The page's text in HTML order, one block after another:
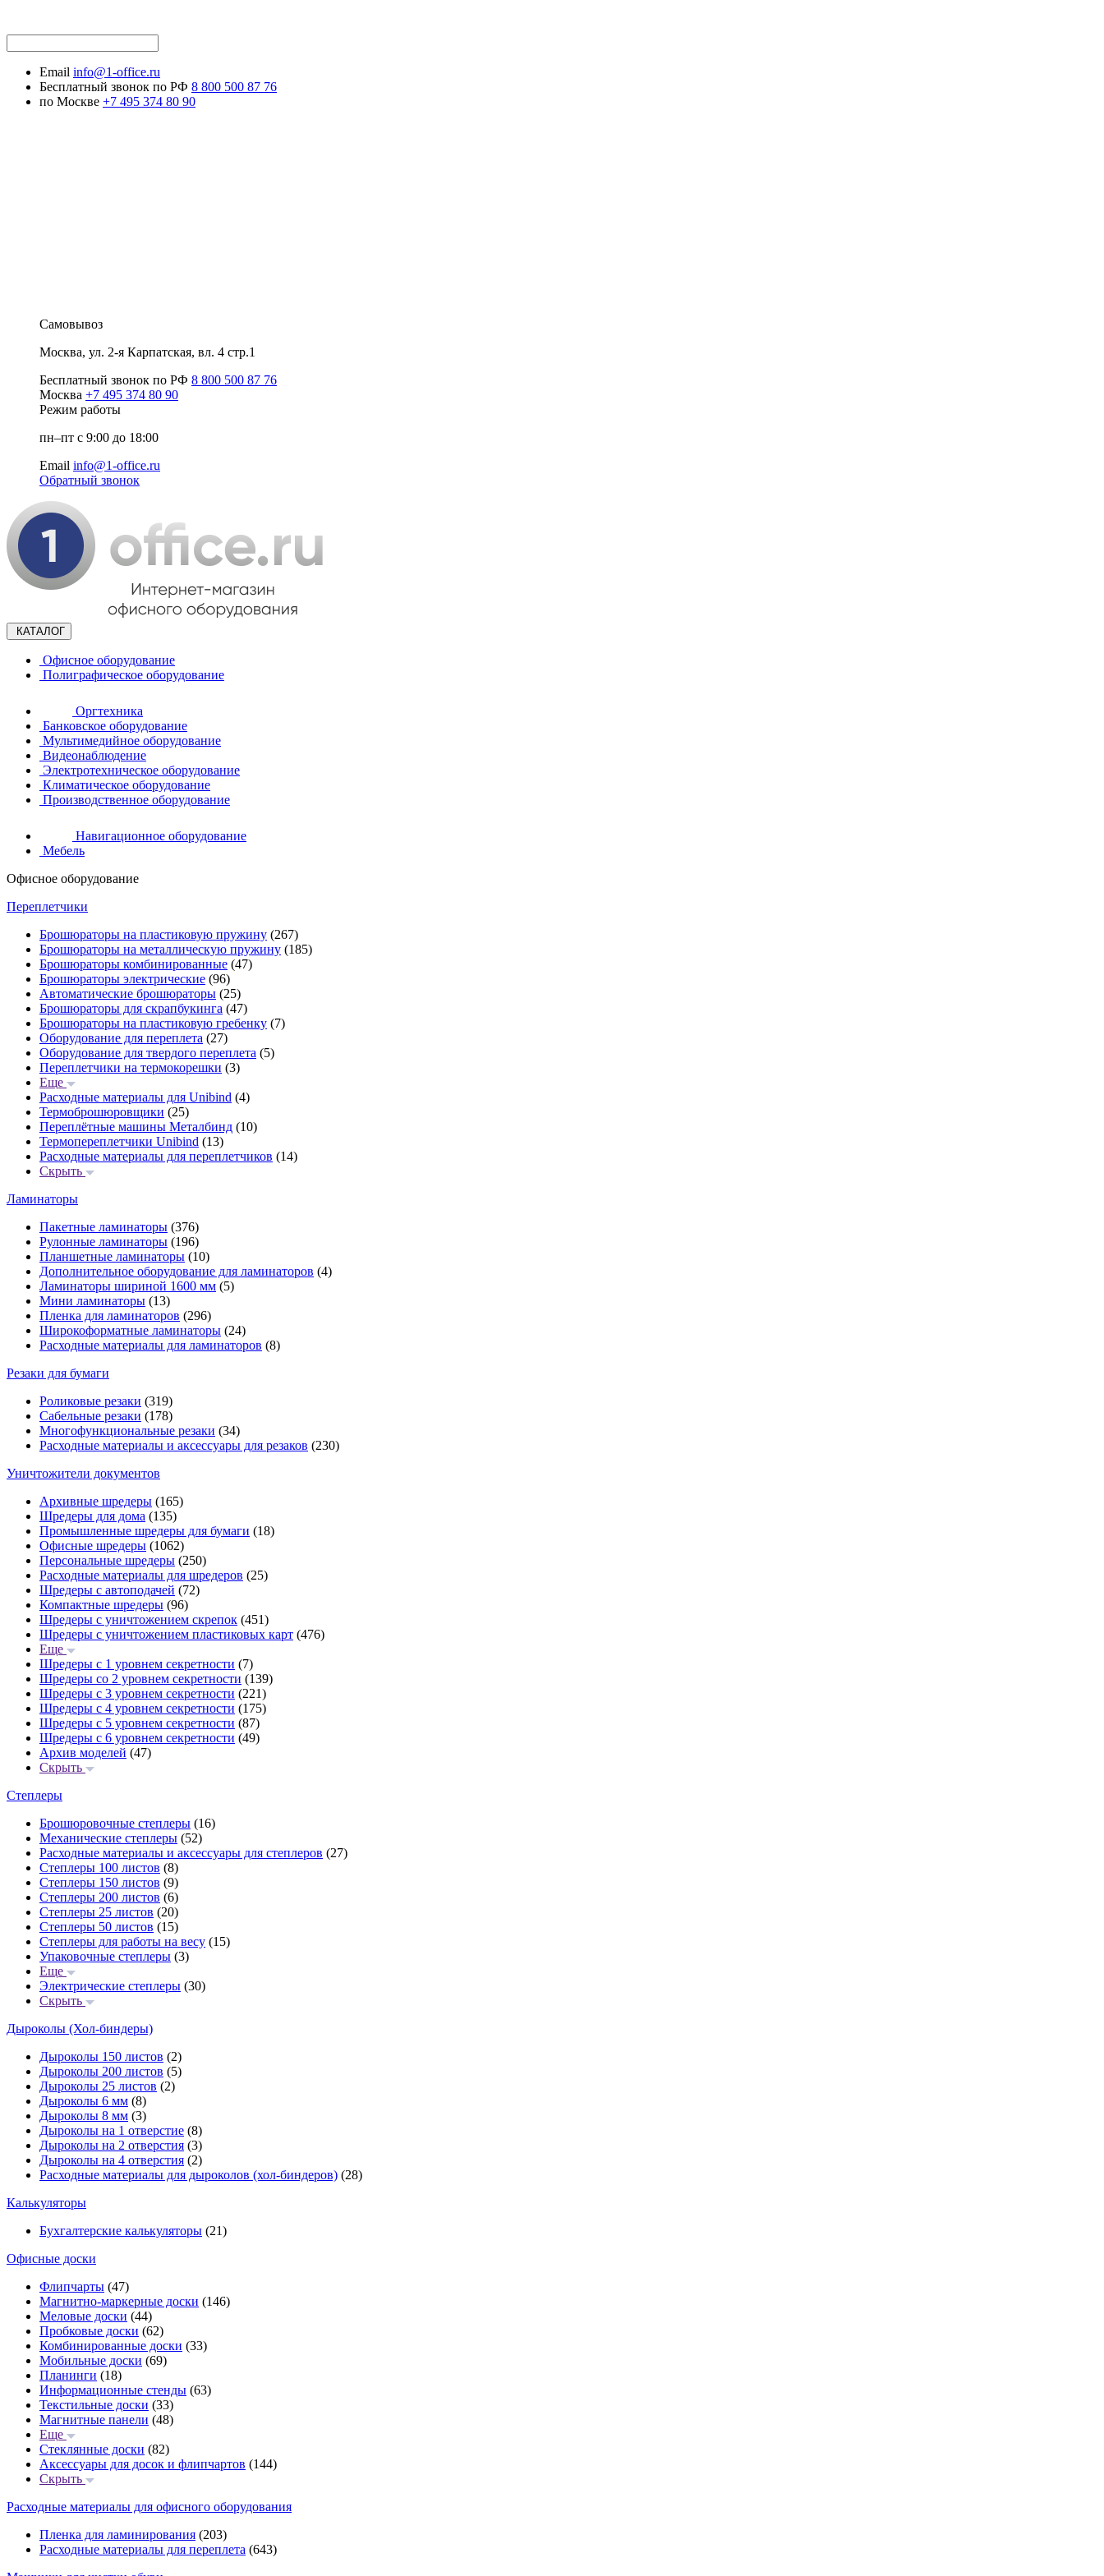
Email info@1-office.ru
Бесплатный звонок по РФ 8 800 500 87 76
по Москве +7 495 374 80 90
Самовывоз
Москва, ул. 2-я Карпатская, вл. 4 стр.1
Бесплатный звонок по РФ 8 800 500 87 76
Москва +7 495 374 80 90
Режим работы
пн–пт с 9:00 до 18:00
Email info@1-office.ru
Обратный звонок
КАТАЛОГ
Офисное оборудование
Полиграфическое оборудование
Оргтехника
Банковское оборудование
Мультимедийное оборудование
Видеонаблюдение
Электротехническое оборудование
Климатическое оборудование
Производственное оборудование
Навигационное оборудование
Мебель
Офисное оборудование
Переплетчики
Брошюраторы на пластиковую пружину (267)
Брошюраторы на металлическую пружину (185)
Брошюраторы комбинированные (47)
Брошюраторы электрические (96)
Автоматические брошюраторы (25)
Брошюраторы для скрапбукинга (47)
Брошюраторы на пластиковую гребенку (7)
Оборудование для переплета (27)
Оборудование для твердого переплета (5)
Переплетчики на термокорешки (3)
Еще
Расходные материалы для Unibind (4)
Термоброшюровщики (25)
Переплётные машины Металбинд (10)
Термопереплетчики Unibind (13)
Расходные материалы для переплетчиков (14)
Скрыть
Ламинаторы
Пакетные ламинаторы (376)
Рулонные ламинаторы (196)
Планшетные ламинаторы (10)
Дополнительное оборудование для ламинаторов (4)
Ламинаторы шириной 1600 мм (5)
Мини ламинаторы (13)
Пленка для ламинаторов (296)
Широкоформатные ламинаторы (24)
Расходные материалы для ламинаторов (8)
Резаки для бумаги
Роликовые резаки (319)
Сабельные резаки (178)
Многофункциональные резаки (34)
Расходные материалы и аксессуары для резаков (230)
Уничтожители документов
Архивные шредеры (165)
Шредеры для дома (135)
Промышленные шредеры для бумаги (18)
Офисные шредеры (1062)
Персональные шредеры (250)
Расходные материалы для шредеров (25)
Шредеры с автоподачей (72)
Компактные шредеры (96)
Шредеры с уничтожением скрепок (451)
Шредеры с уничтожением пластиковых карт (476)
Еще
Шредеры с 1 уровнем секретности (7)
Шредеры со 2 уровнем секретности (139)
Шредеры с 3 уровнем секретности (221)
Шредеры с 4 уровнем секретности (175)
Шредеры с 5 уровнем секретности (87)
Шредеры с 6 уровнем секретности (49)
Архив моделей (47)
Скрыть
Степлеры
Брошюровочные степлеры (16)
Механические степлеры (52)
Расходные материалы и аксессуары для степлеров (27)
Степлеры 100 листов (8)
Степлеры 150 листов (9)
Степлеры 200 листов (6)
Степлеры 25 листов (20)
Степлеры 50 листов (15)
Степлеры для работы на весу (15)
Упаковочные степлеры (3)
Еще
Электрические степлеры (30)
Скрыть
Дыроколы (Хол-биндеры)
Дыроколы 150 листов (2)
Дыроколы 200 листов (5)
Дыроколы 25 листов (2)
Дыроколы 6 мм (8)
Дыроколы 8 мм (3)
Дыроколы на 1 отверстие (8)
Дыроколы на 2 отверстия (3)
Дыроколы на 4 отверстия (2)
Расходные материалы для дыроколов (хол-биндеров) (28)
Калькуляторы
Бухгалтерские калькуляторы (21)
Офисные доски
Флипчарты (47)
Магнитно-маркерные доски (146)
Меловые доски (44)
Пробковые доски (62)
Комбинированные доски (33)
Мобильные доски (69)
Планинги (18)
Информационные стенды (63)
Текстильные доски (33)
Магнитные панели (48)
Еще
Стеклянные доски (82)
Аксессуары для досок и флипчартов (144)
Скрыть
Расходные материалы для офисного оборудования
Пленка для ламинирования (203)
Расходные материалы для переплета (643)